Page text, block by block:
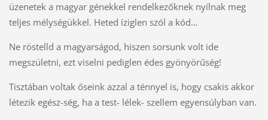
üzenetek a magyar génekkel rendelkezőknek nyílnak meg
teljes mélységükkel. Heted íziglen szól a kód…
Ne röstelld a magyarságod, hiszen sorsunk volt ide
megszületni, ezt viselni pediglen édes gyönyörűség!
Tisztában voltak őseink azzal a ténnyel is, hogy csakis akkor
létezik egész-ség, ha a test- lélek- szellem egyensúlyban van.